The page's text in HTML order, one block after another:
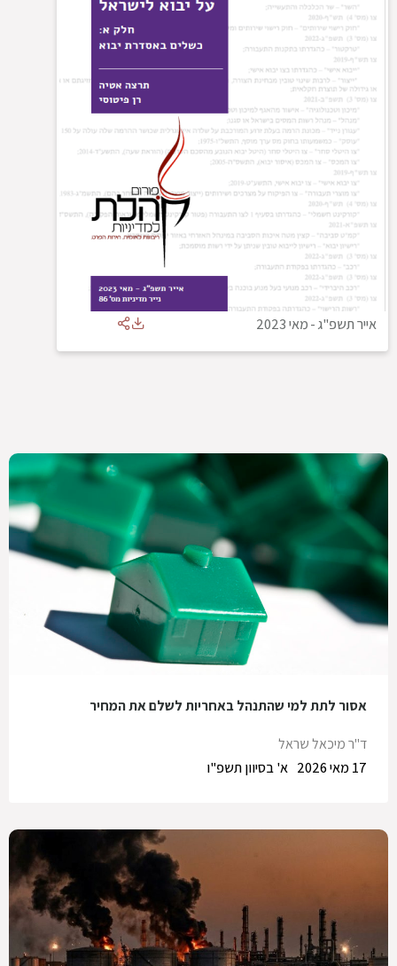
אייר תשפ"ג-מאי 2023
אסור לתת למי שהתנהל באחריות לשלם את המחיר
ד"ר מיכאל שראל
א' בסיוון תשפ"ו
17 מאי 2026